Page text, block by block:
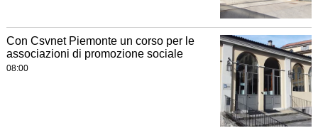
Con Csvnet Piemonte un corso per le
associazioni di promozione sociale
08:00